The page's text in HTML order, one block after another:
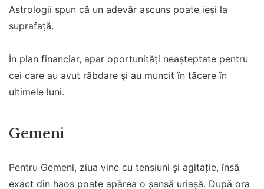
Astrologii spun că un adevăr ascuns poate ieși la
suprafață.
În plan financiar, apar oportunități neașteptate pentru
cei care au avut răbdare și au muncit în tăcere în
ultimele luni.
Gemeni
Pentru Gemeni, ziua vine cu tensiuni și agitație, însă
exact din haos poate apărea o șansă uriașă. După ora